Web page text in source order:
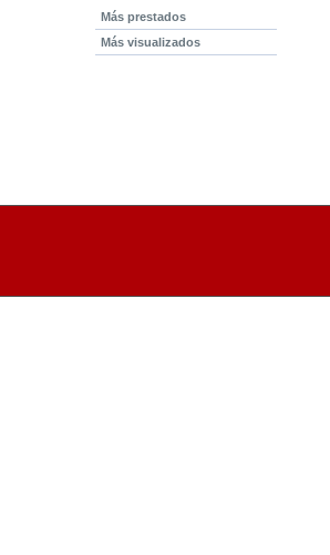
Más prestados
Más visualizados